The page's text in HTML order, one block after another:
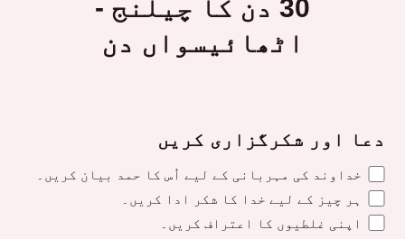
30 دن کا چیلنج -
اٹھائیسواں دن
دعا اور شکرگزاری کریں
خداوند کی مہربانی کے لیے اُس کا حمد بیان کریں۔
ہر چیز کے لیے خدا کا شکر ادا کریں۔
اپنی غلطیوں کا اعتراف کریں۔